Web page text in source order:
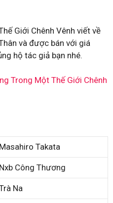
Giới Chênh Vênh viết về
và được bán với giá
hộ tác giả bạn nhé.
Trong Một Thế Giới Chênh
Masahiro Takata
Nxb Công Thương
Na